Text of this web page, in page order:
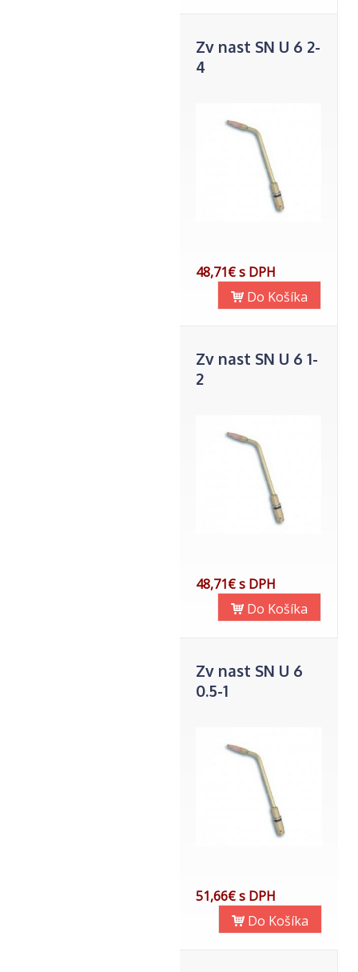
Zv nast SN U 6 2-
4
48,71€ s DPH
Do Košíka
Zv nast SN U 6 1-
2
48,71€ s DPH
Do Košíka
Zv nast SN U 6
0.5-1
51,66€ s DPH
Do Košíka